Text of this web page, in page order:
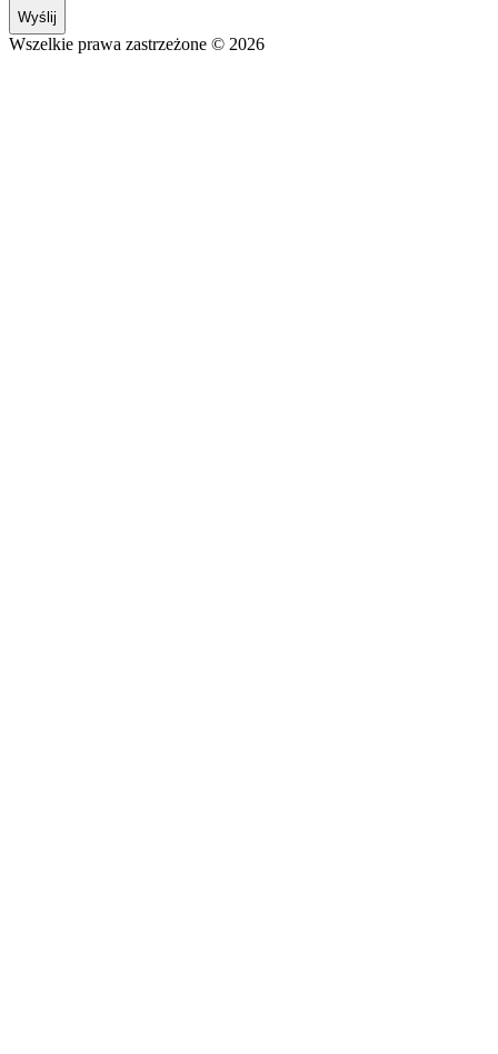
Wyślij
Wszelkie prawa zastrzeżone © 2026